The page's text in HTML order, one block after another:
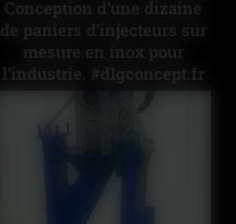
Conception d’une dizaine
de paniers d’injecteurs sur
mesure en inox pour
l’industrie. #dlgconcept.fr